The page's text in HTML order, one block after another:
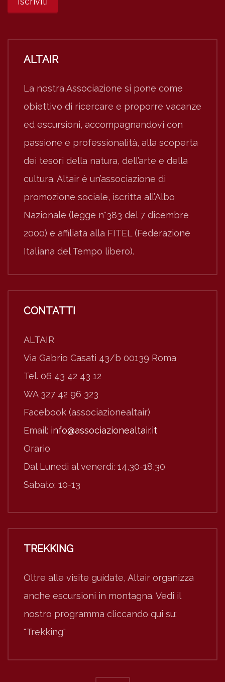
ALTAIR
La nostra Associazione si pone come
obiettivo di ricercare e proporre vacanze
ed escursioni, accompagnandovi con
passione e professionalità, alla scoperta
dei tesori della natura, dell’arte e della
cultura. Altair è un’associazione di
promozione sociale, iscritta all’Albo
Nazionale (legge n°383 del 7 dicembre
2000) e affiliata alla FITEL (Federazione
Italiana del Tempo libero).
CONTATTI
ALTAIR
Via Gabrio Casati 43/b 00139 Roma
Tel. 06 43 42 43 12
WA 327 42 96 323
Facebook (associazionealtair)
Email: info@associazionealtair.it
Orario
Dal Lunedì al venerdì: 14,30-18,30
Sabato: 10-13
TREKKING
Oltre alle visite guidate, Altair organizza
anche escursioni in montagna. Vedi il
nostro programma cliccando qui su:
"Trekking"